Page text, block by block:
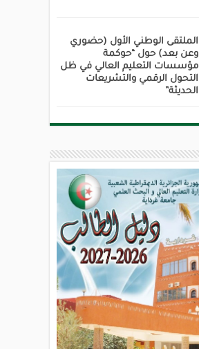
الملتقى الوطني الأول (حضوري
وعن بعد) حول “حوكمة
مؤسسات التعليم العالي في ظل
التحول الرقمي والتشريعات
الحديثة”